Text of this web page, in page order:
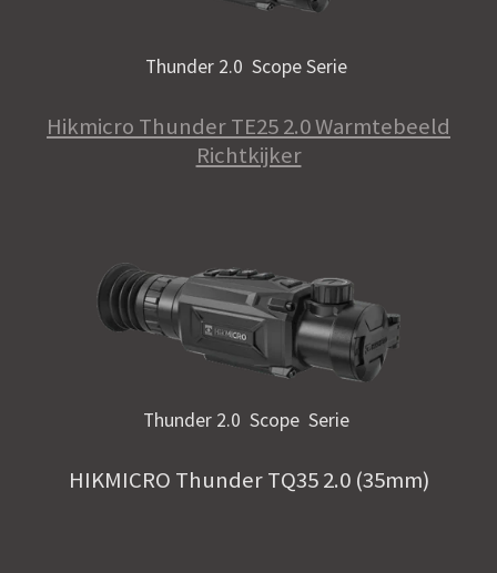
Thunder 2.0 Scope Serie
Hikmicro Thunder TE25 2.0 Warmtebeeld
Richtkijker
Thunder 2.0 Scope Serie
HIKMICRO Thunder TQ35 2.0 (35mm)